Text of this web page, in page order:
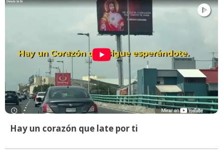
Hay un corazón que late por ti